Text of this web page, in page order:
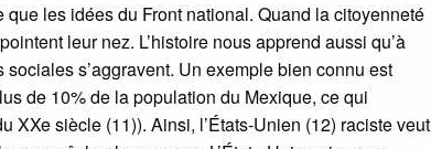
les idées du Front national. Quand la citoyenneté
leur nez. L’histoire nous apprend aussi qu’à
s’aggravent. Un exemple bien connu est
de 10% de la population du Mexique, ce qui
XXe siècle (11)). Ainsi, l’États-Unien (12) raciste veut